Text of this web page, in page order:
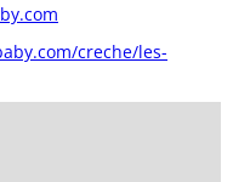
creche/les-